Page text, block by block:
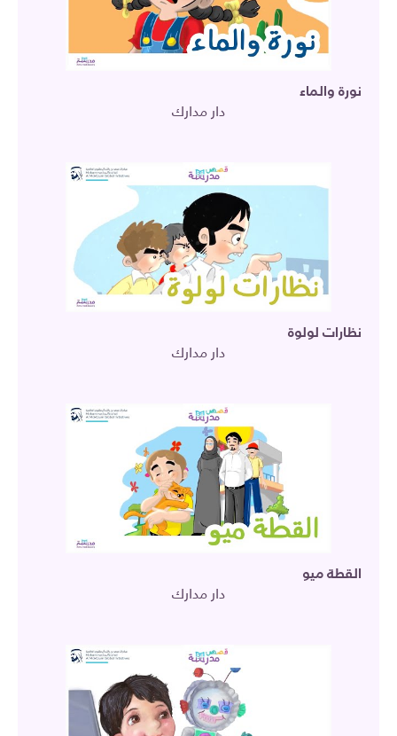
نورة والماء
دار مدارك
نظارات لولوة
دار مدارك
القطة ميو
دار مدارك